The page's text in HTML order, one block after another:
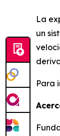
La
un
Para